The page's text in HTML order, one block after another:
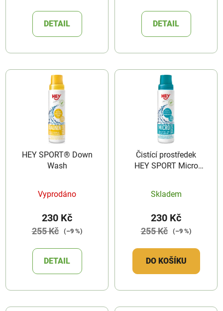
DETAIL DETAIL
HEY SPORT® Down
Wash
Vyprodáno
230 Kč
255 Kč (–9 %)
DETAIL
Čistící prostředek
HEY SPORT Micro
Skladem
230 Kč
255 Kč (–9 %)
DO KOŠÍKU